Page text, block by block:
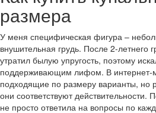
размера
У меня специфическая фигура –
внушительная грудь. После 2-летнего
утратил былую упругость, поэтому
поддерживающим лифом. В интернет-
подходящие по размеру варианты, но
они соответствуют действительности.
не просто ответила на вопросы по